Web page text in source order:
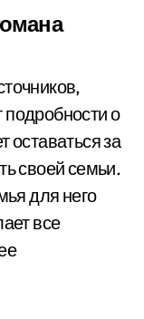
о
оставаться за
своей семьи.
для него
все